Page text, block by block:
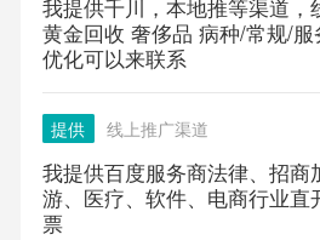
我提供千川，本地推等渠道，
黄金回收 奢侈品 病种/常规/
优化可以来联系
提供 线上推广渠道
我提供百度服务商法律、招商
游、医疗、软件、电商行业直
票